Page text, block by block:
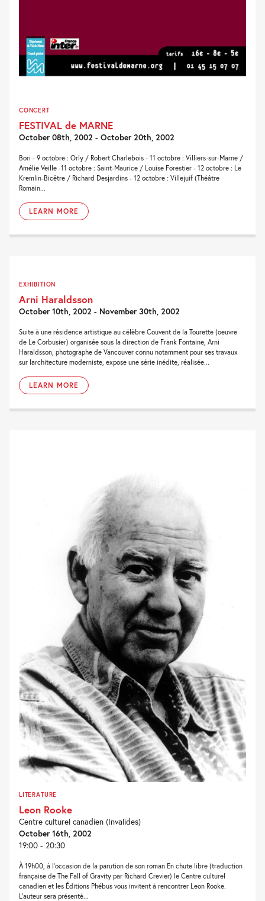
CONCERT
FESTIVAL de MARNE
October 08th, 2002 - October 20th, 2002
Bori - 9 octobre : Orly / Robert Charlebois - 11 octobre : Villiers-sur-Marne /
Amélie Veille -11 octobre : Saint-Maurice / Louise Forestier - 12 octobre : Le
Kremlin-Bicêtre / Richard Desjardins - 12 octobre : Villejuif (Théâtre
Romain...
LEARN MORE
EXHIBITION
Arni Haraldsson
October 10th, 2002 - November 30th, 2002
Suite à une résidence artistique au célèbre Couvent de la Tourette (oeuvre
de Le Corbusier) organisée sous la direction de Frank Fontaine, Arni
Haraldsson, photographe de Vancouver connu notamment pour ses travaux
sur larchitecture moderniste, expose une série inédite, réalisée...
LEARN MORE
LITERATURE
Leon Rooke
Centre culturel canadien (Invalides)
October 16th, 2002
19:00 - 20:30
À 19h00, à l'occasion de la parution de son roman En chute libre (traduction
française de The Fall of Gravity par Richard Crevier) le Centre culturel
canadien et les Éditions Phébus vous invitent à rencontrer Leon Rooke.
L'auteur sera présenté...